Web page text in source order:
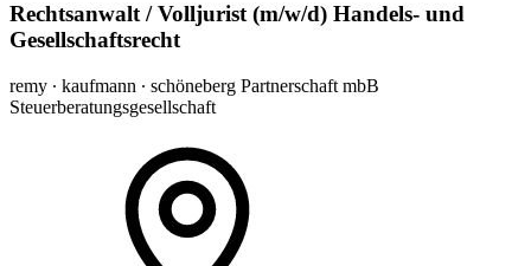
Rechtsanwalt / Volljurist (m/w/d) Handels- und
Gesellschaftsrecht
remy ∙ kaufmann ∙ schöneberg Partnerschaft mbB
Steuerberatungsgesellschaft